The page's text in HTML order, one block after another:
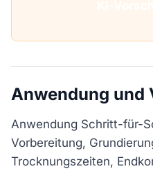
Anwendung und
Anwendung Schritt-für-
Vorbereitung,
Trocknungszeiten,